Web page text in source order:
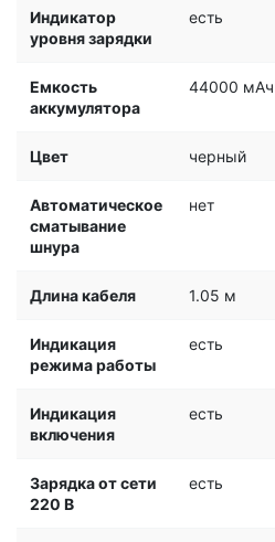
Индикатор
уровня зарядки
есть
Емкость
аккумулятора
44000 мАч
Цвет черный
Автоматическое
сматывание
шнура
нет
Длина кабеля 1.05 м
Индикация
режима работы
есть
Индикация
включения
есть
Зарядка от сети
220 В
есть